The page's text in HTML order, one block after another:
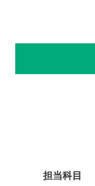
担当科目